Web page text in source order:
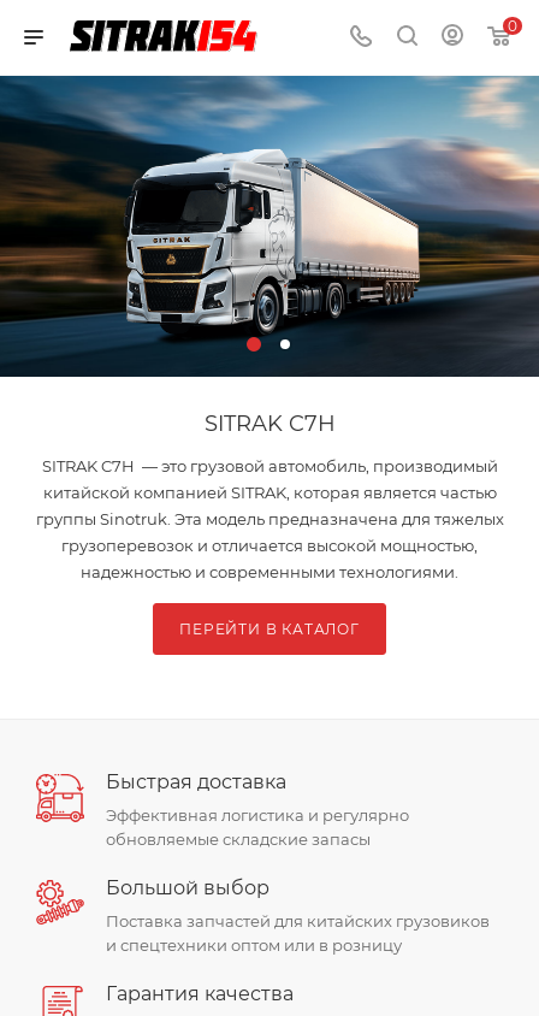
0
SITRAK C7H
SITRAK C7H — это грузовой автомобиль, производимый
китайской компанией SITRAK, которая является частью
группы Sinotruk. Эта модель предназначена для тяжелых
грузоперевозок и отличается высокой мощностью,
надежностью и современными технологиями.
ПЕРЕЙТИ В КАТАЛОГ
Быстрая доставка
Эффективная логистика и регулярно
обновляемые складские запасы
Большой выбор
Поставка запчастей для китайских грузовиков
и спецтехники оптом или в розницу
Гарантия качества